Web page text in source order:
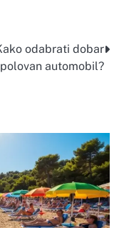
odabrati dobar
polovan automobil?